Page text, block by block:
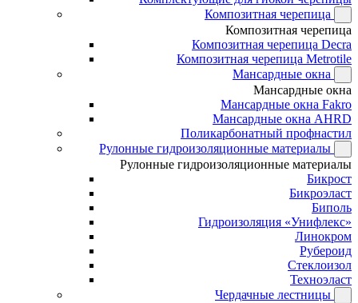
Композитная черепица
Композитная черепица
Композитная черепица Decra
Композитная черепица Metrotile
Мансардные окна
Мансардные окна
Мансардные окна Fakro
Мансардные окна AHRD
Поликарбонатный профнастил
Рулонные гидроизоляционные материалы
Рулонные гидроизоляционные материалы
Бикрост
Бикроэласт
Биполь
Гидроизоляция «Унифлекс»
Линокром
Рубероид
Стеклоизол
Техноэласт
Чердачные лестницы